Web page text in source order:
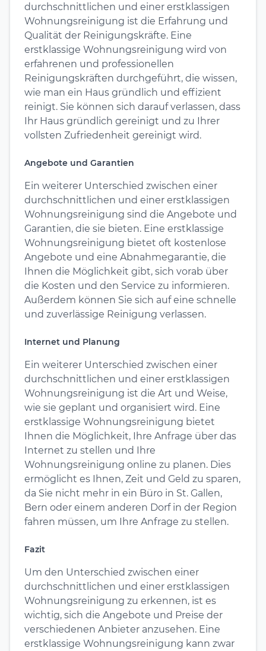
durchschnittlichen und einer erstklassigen
Wohnungsreinigung ist die Erfahrung und
Qualität der Reinigungskräfte. Eine
erstklassige Wohnungsreinigung wird von
erfahrenen und professionellen
Reinigungskräften durchgeführt, die wissen,
wie man ein Haus gründlich und effizient
reinigt. Sie können sich darauf verlassen, dass
Ihr Haus gründlich gereinigt und zu Ihrer
vollsten Zufriedenheit gereinigt wird.
Angebote und Garantien
Ein weiterer Unterschied zwischen einer
durchschnittlichen und einer erstklassigen
Wohnungsreinigung sind die Angebote und
Garantien, die sie bieten. Eine erstklassige
Wohnungsreinigung bietet oft kostenlose
Angebote und eine Abnahmegarantie, die
Ihnen die Möglichkeit gibt, sich vorab über
die Kosten und den Service zu informieren.
Außerdem können Sie sich auf eine schnelle
und zuverlässige Reinigung verlassen.
Internet und Planung
Ein weiterer Unterschied zwischen einer
durchschnittlichen und einer erstklassigen
Wohnungsreinigung ist die Art und Weise,
wie sie geplant und organisiert wird. Eine
erstklassige Wohnungsreinigung bietet
Ihnen die Möglichkeit, Ihre Anfrage über das
Internet zu stellen und Ihre
Wohnungsreinigung online zu planen. Dies
ermöglicht es Ihnen, Zeit und Geld zu sparen,
da Sie nicht mehr in ein Büro in St. Gallen,
Bern oder einem anderen Dorf in der Region
fahren müssen, um Ihre Anfrage zu stellen.
Fazit
Um den Unterschied zwischen einer
durchschnittlichen und einer erstklassigen
Wohnungsreinigung zu erkennen, ist es
wichtig, sich die Angebote und Preise der
verschiedenen Anbieter anzusehen. Eine
erstklassige Wohnungsreinigung kann zwar